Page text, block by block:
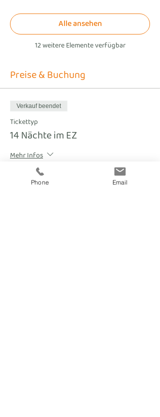
12 weitere Elemente verfügbar
Alle ansehen
Preise & Buchung
Verkauf beendet
Tickettyp
14 Nächte im EZ
Mehr Infos
€ 3.050,00
Phone Email